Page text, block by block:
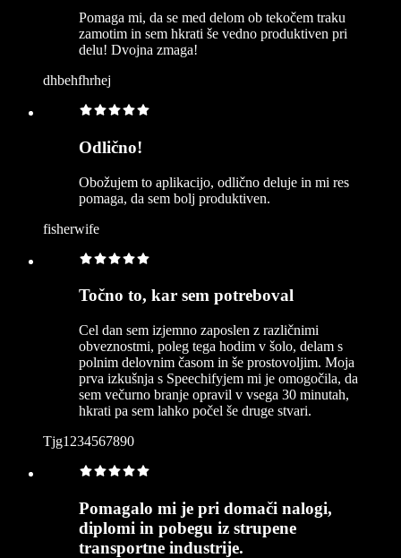
Pomaga mi, da se med delom ob tekočem traku
zamotim in sem hkrati še vedno produktiven pri
delu! Dvojna zmaga!
dhbehfhrhej
Odlično!
Obožujem to aplikacijo, odlično deluje in mi res
pomaga, da sem bolj produktiven.
fisherwife
Točno to, kar sem potreboval
Cel dan sem izjemno zaposlen z različnimi
obveznostmi, poleg tega hodim v šolo, delam s
polnim delovnim časom in še prostovoljim. Moja
prva izkušnja s Speechifyjem mi je omogočila, da
sem večurno branje opravil v vsega 30 minutah,
hkrati pa sem lahko počel še druge stvari.
Tjg1234567890
Pomagalo mi je pri domači nalogi,
diplomi in pobegu iz strupene
transportne industrije.